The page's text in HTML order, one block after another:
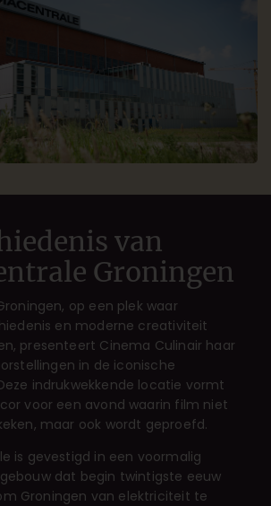
van
Groningen
op een plek waar
en moderne creativiteit
presenteert Cinema Culinair haar
in de iconische
indrukwekkende locatie vormt
voor een avond waarin film niet
maar ook wordt geproefd.
is gevestigd in een voormalig
dat begin twintigste eeuw
Groningen van elektriciteit te